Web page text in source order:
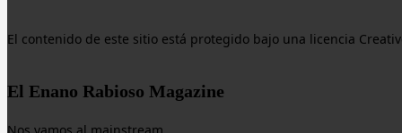
El contenido de este sitio está protegido bajo una licencia
El Enano Rabioso Magazine